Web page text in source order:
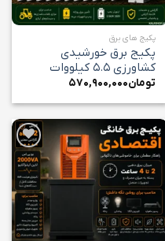
پکیج های برق
پکیج برق خورشیدی
کشاورزی ۵.۵ کیلووات
تومان۵۷۰,۹۰۰,۰۰۰
افزودن
به
علاقه
مندی
ها